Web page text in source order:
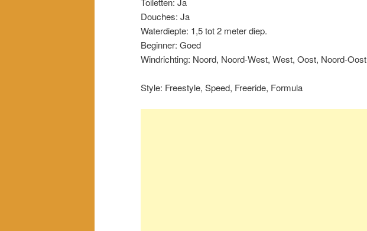
Douches: Ja
Waterdiepte: 1,5 tot 2 meter diep.
Beginner: Goed
Windrichting: Noord, Noord-West, West, Oost, Noord-Oost
Style: Freestyle, Speed, Freeride, Formula